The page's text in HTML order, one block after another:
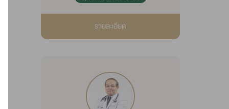
รายละเอียด